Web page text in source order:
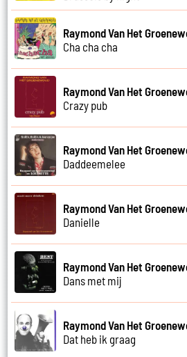
Raymond Van Het
Cha cha cha
Raymond Van Het
Crazy pub
Raymond Van Het
Daddeemelee
Raymond Van Het
Danielle
Raymond Van Het
Dans met mij
Raymond Van Het
Dat heb ik graag